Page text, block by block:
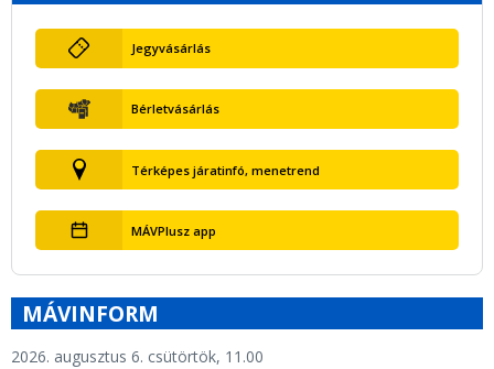
Jegyvásárlás
Bérletvásárlás
Térképes járatinfó, menetrend
MÁVPlusz app
MÁVINFORM
2026. augusztus 6. csütörtök, 11.00